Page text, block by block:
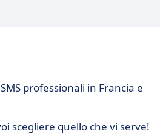
professionali in Francia e
scegliere quello che vi serve!